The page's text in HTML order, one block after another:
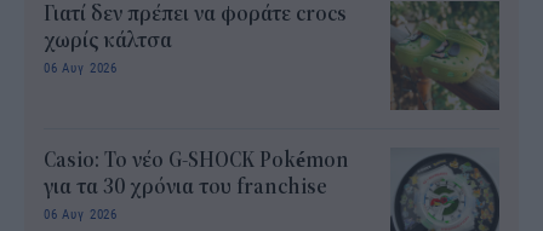
Γιατί δεν πρέπει να φοράτε crocs
χωρίς κάλτσα
06 Αυγ 2026
Casio: Το νέο G-SHOCK Pokémon
για τα 30 χρόνια του franchise
06 Αυγ 2026